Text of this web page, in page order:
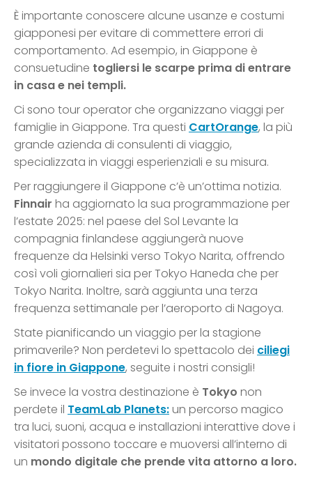
È importante conoscere alcune usanze e costumi
giapponesi per evitare di commettere errori di
comportamento. Ad esempio, in Giappone è
consuetudine togliersi le scarpe prima di entrare
in casa e nei templi.
Ci sono tour operator che organizzano viaggi per
famiglie in Giappone. Tra questi CartOrange, la più
grande azienda di consulenti di viaggio,
specializzata in viaggi esperienziali e su misura.
Per raggiungere il Giappone c’è un’ottima notizia.
Finnair ha aggiornato la sua programmazione per
l’estate 2025: nel paese del Sol Levante la
compagnia finlandese aggiungerà nuove
frequenze da Helsinki verso Tokyo Narita, offrendo
così voli giornalieri sia per Tokyo Haneda che per
Tokyo Narita. Inoltre, sarà aggiunta una terza
frequenza settimanale per l’aeroporto di Nagoya.
State pianificando un viaggio per la stagione
primaverile? Non perdetevi lo spettacolo dei ciliegi
in fiore in Giappone, seguite i nostri consigli!
Se invece la vostra destinazione è Tokyo non
perdete il TeamLab Planets:un percorso magico
tra luci, suoni, acqua e installazioni interattive dove i
visitatori possono toccare e muoversi all’interno di
un mondo digitale che prende vita attorno a loro.